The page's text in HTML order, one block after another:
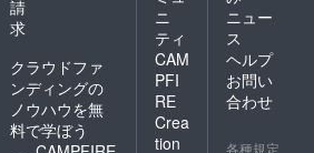
請
求
クラウドファ
ンディングの
ノウハウを無
料で学ぼう
ニ
ティ
CAM
PFI
RE
Crea
tion
ニュー
ス
ヘルプ
お問い
合わせ
各種規定